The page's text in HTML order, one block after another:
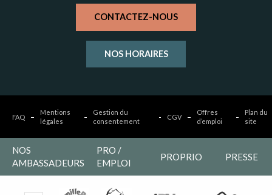
CONTACTEZ-NOUS
NOS HORAIRES
FAQ
Mentions
légales
Gestion du
consentement
CGV
Offres
d’emploi
Plan du
site
NOS
AMBASSADEURS
PRO /
EMPLOI
PROPRIO PRESSE